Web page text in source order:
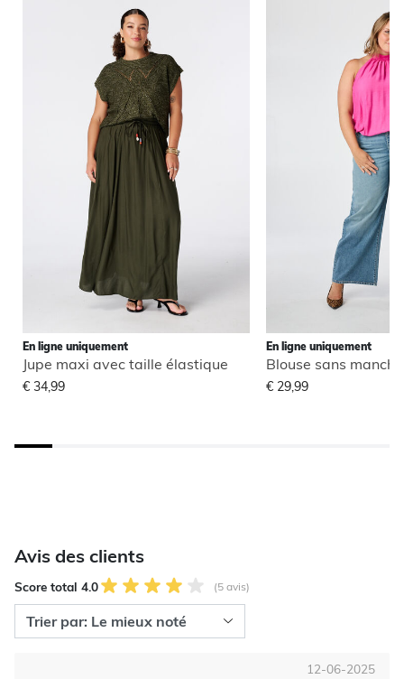
En ligne uniquement
Jupe maxi avec taille élastique
€ 34,99
En ligne uniquement
€ 29,99
Avis des clients
Score total 4.0 (5 avis)
12-06-2025